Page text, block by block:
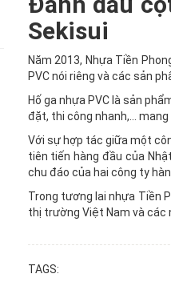
Sekisui
Năm 2013, Nhựa Tiền
PVC nói riêng và các sản
Hố ga nhựa PVC là sản
đặt, thi công nhanh,...
Với sự hợp tác giữa một
tiên tiến hàng đầu của
chu đáo của hai công ty
Trong tương lai nhựa Tiền
thị trường Việt Nam và các
TAGS: